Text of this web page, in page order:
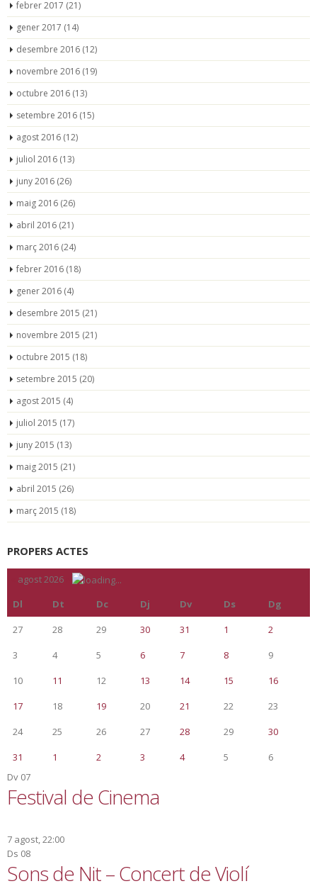
febrer 2017 (21)
gener 2017 (14)
desembre 2016 (12)
novembre 2016 (19)
octubre 2016 (13)
setembre 2016 (15)
agost 2016 (12)
juliol 2016 (13)
juny 2016 (26)
maig 2016 (26)
abril 2016 (21)
març 2016 (24)
febrer 2016 (18)
gener 2016 (4)
desembre 2015 (21)
novembre 2015 (21)
octubre 2015 (18)
setembre 2015 (20)
agost 2015 (4)
juliol 2015 (17)
juny 2015 (13)
maig 2015 (21)
abril 2015 (26)
març 2015 (18)
PROPERS ACTES
agost 2026
Dl
Dt Dc Dj Dv Ds
Dg
27
28 29 30 31 1
2
3
4 5 6 7 8
9
10
11 12 13 14 15
16
17
18 19 20 21 22
23
24
25 26 27 28 29
30
31
1 2 3 4 5
6
Dv 07
Festival de Cinema
7 agost, 22:00
Ds 08
Sons de Nit – Concert de Violí